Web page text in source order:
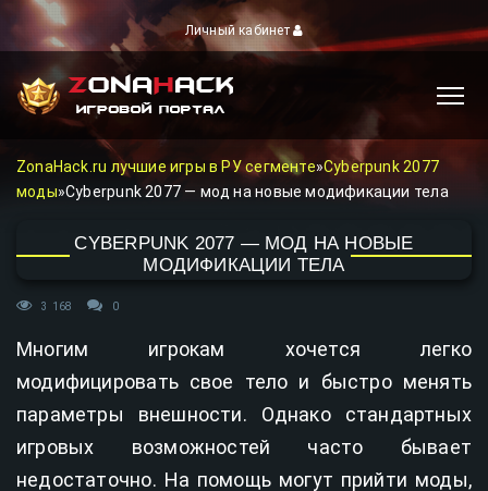
Личный кабинет
ZonaHack.ru лучшие игры в РУ сегменте»Cyberpunk 2077
моды»Cyberpunk 2077 — мод на новые модификации тела
CYBERPUNK 2077 — МОД НА НОВЫЕ
МОДИФИКАЦИИ ТЕЛА
3 168 0
Многим игрокам хочется легко
модифицировать свое тело и быстро менять
параметры внешности. Однако стандартных
игровых возможностей часто бывает
недостаточно. На помощь могут прийти моды,